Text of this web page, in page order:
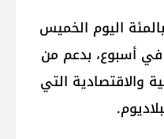
اليوم الخميس
أسبوع، بدعم من
والاقتصادية التي